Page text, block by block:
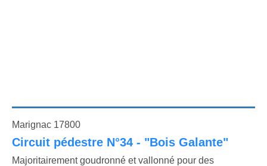
Marignac 17800
Circuit pédestre N°34 - "Bois Galante"
Majoritairement goudronné et vallonné pour des